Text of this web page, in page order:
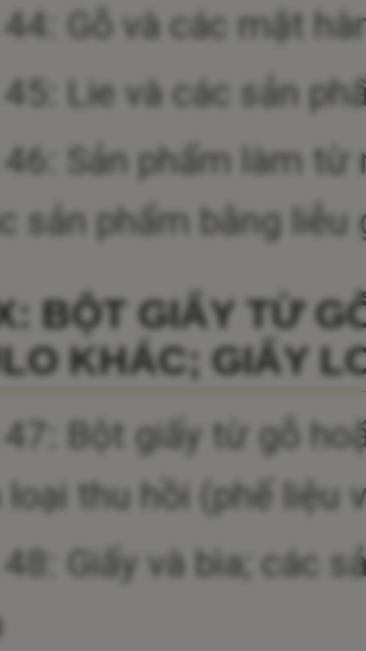
Gỗ và các mặt
Lie và các sản
Sản phẩm làm
sản phẩm bằng liễu
BỘT GIẤY TỪ
KHÁC; GIẤY
47: Bột giấy từ gỗ
loại thu hồi (phế liệu
48: Giấy và bìa; các